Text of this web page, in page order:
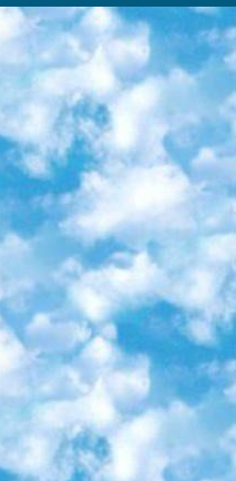
видео в этом вузе. В числе доступных предметов — физика, биология, химия, информационные технологии и другие. К некоторым лекциям администрация ресурса прилагает готовые конспекты, которые можно скачивать в PDF-формате. 4. ITMOcourses Онлайн-площадка Санкт-Петербургского национального исследовательского университета информационных технологий, механики и оптики (ИТМО). Ресурс предоставляет свободный доступ к курсам, разработанным в этом вузе. Каталог материалов разбит на четыре категории: «Оптические системы и технологии», «Приборостроение и робототехника», «Информационные технологии» и «Биотехнологии». Курсы состоят из видеолекций, интерактивных демонстраций и заданий. 5. «КиберЛенинка» Электронная научная библиотека открытого доступа. Каталог площадки регулярно обрастает текстами статей из различных научных изданий. Сгруппированные по журналам и рубрикам публикации можно читать онлайн или скачивать целиком в PDF-формате. Проект нацелен на популяризацию науки за счёт открытого доступа к качественной информации. 6. «ПостНаука» На этом ресурсе публикуют подборки видеолекций, составленные экспертами из разных отраслей и объединённые общими темами. Среди них, к примеру, есть серии «Биоинформатика и геномика», «Культура средневековой Скандинавии» и Cinema Studies о теории кино. Каждая подборка лекций — логически связанная история, рассказанная экспертом от первого лица. Кроме того, на сайте появляются научно-образовательные статьи и тесты на разные темы. 7. «Newочём» Команда проекта «Newочём» отбирает самые интересные тексты из англоязычных СМИ и переводит те из них, за которые голосуют участники сообщества «ВКонтакте». По большей части это научно-популярные статьи. Редакторы придумывают лишь заголовки, в остальном содержание переводов соответствует оригиналам. Полные тексты можно читать прямо в социальной сети. 8. InternetUrok Онлайн-база материалов по основным дисциплинам школьной программы. Информация на сайте структурирована по классам, предметам и темам (урокам). Каждый урок состоит из видеолекций и конспектов. Есть также интерактивные тренажёры и тесты для закрепления пройденного материала. Даже если вы давно окончили школу, возможность повторить программу старших классов всегда может пригодиться. 9. Edutainme Ещё один ресурс об образовании. В отличие от Newtonew, как мне кажется, Edutainme больше ориентируется на представителей индустрии: педагогов, предпринимателей, разработчиков образовательных проектов. Но и любой, кто просто стремится к саморазвитию, найдёт на сайте много полезного и интересного для себя. Например, информацию о новых курсах и образовательных сервисах. 10. Newtonew Онлайн-медиа об образовании и обучении в широком смысле. Авторы Newtonew пишут об инструментах, заведениях, тактиках и стратегиях, которые помогают учить других и получать новые знания самостоятельно. На этой площадке вы найдёте новости, обзоры, аналитические мат